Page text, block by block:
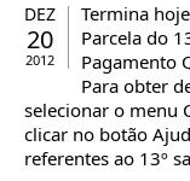
DEZ
20
2012
Termina
Parcela do
Pagamento
Para obter
selecionar o menu
clicar no botão
referentes ao 13º